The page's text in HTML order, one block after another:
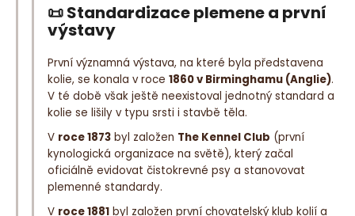
📜Standardizace plemene a první
výstavy
První významná výstava, na které byla představena
kolie, se konala v roce 1860 v Birminghamu (Anglie).
V té době však ještě neexistoval jednotný standard a
kolie se lišily v typu srsti i stavbě těla.
V roce 1873 byl založen The Kennel Club (první
kynologická organizace na světě), který začal
oficiálně evidovat čistokrevné psy a stanovovat
plemenné standardy.
V roce 1881 byl založen první chovatelský klub kolií a